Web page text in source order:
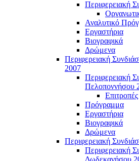
Περιφερειακή
Αναλυτικό
Εργαστήρια
Βιογραφικά
Δρώμενα
Περιφερειακή
2007
Περιφερειακή
Πελοποννήσου
Επιτροπές
Πρόγραμμα
Εργαστήρια
Βιογραφικά
Δρώμενα
Περιφερειακή
Περιφερειακή
Δωδεκανήσου